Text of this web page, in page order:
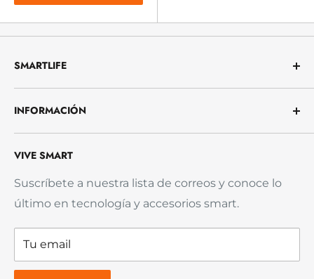
SMARTLIFE
Ofrecemos productos útiles, confiables y fáciles
de usar para que protejas tu hogar, trabajes con
más comodidad y resuelvas tu día a día sin
INFORMACIÓN
Nosotros
Preguntas frecuentes (FAQ)
Envío y Entrega
Política de reembolso
Garantía del Producto
Política de privacidad
Términos de servicio
VIVE SMART
Suscríbete a nuestra lista de correos y conoce lo
último en tecnología y accesorios smart.
Tu email